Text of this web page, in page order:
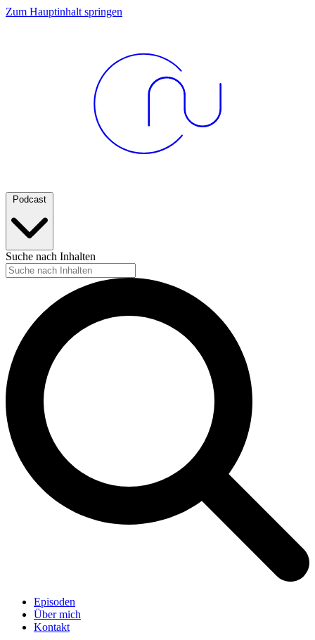
Zum Hauptinhalt springen
Podcast
Suche nach Inhalten
Episoden
Über mich
Kontakt